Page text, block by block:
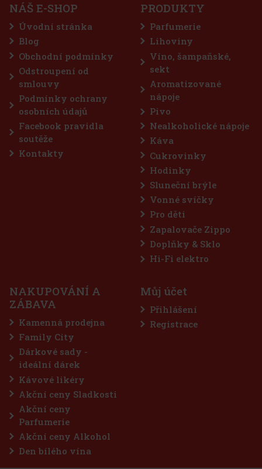
NÁŠ E-SHOP
Úvodní stránka
Blog
Obchodní podmínky
Odstroupení od
smlouvy
Podmínky ochrany
osobních údajů
Facebook pravidla
soutěže
Kontakty
PRODUKTY
Parfumerie
Lihoviny
Víno, šampaňské,
sekt
Aromatizované
nápoje
Pivo
Nealkoholické nápoje
Káva
Cukrovinky
Hodinky
Sluneční brýle
Vonné svíčky
Pro děti
Zapalovače Zippo
Doplňky & Sklo
Hi-Fi elektro
NAKUPOVÁNÍ A
ZÁBAVA
Kamenná prodejna
Family City
Dárkové sady -
ideální dárek
Kávové likéry
Akční ceny Sladkosti
Akční ceny
Parfumerie
Akční ceny Alkohol
Den bílého vína
Můj účet
Přihlášení
Registrace